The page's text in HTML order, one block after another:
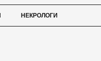
НЕКРОЛОГИ